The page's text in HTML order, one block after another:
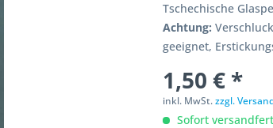
Tschechische
Achtung:
geeignet,
1,50 € *
inkl. MwSt.zzgl.
Sofort